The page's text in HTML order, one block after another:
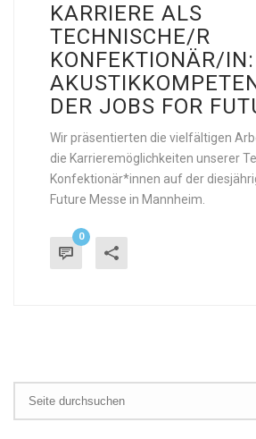
KARRIERE ALS
TECHNISCHE/R
KONFEKTIONÄR/IN:
DER JOBS FOR
Wir präsentierten die vielfältigen
die Karrieremöglichkeiten unserer
Konfektionär*innen auf der
Future Messe in Mannheim.
0